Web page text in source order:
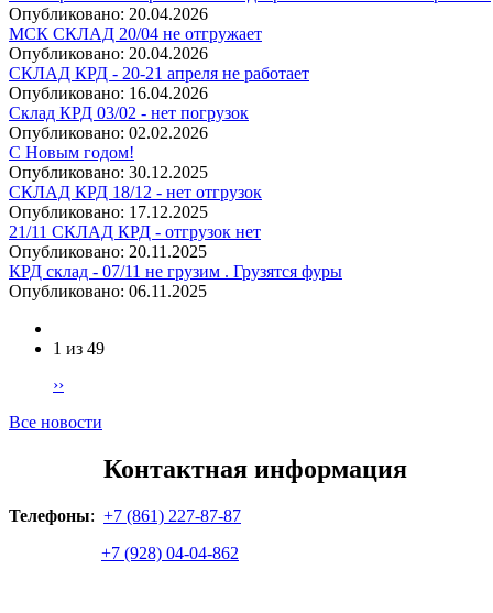
Опубликовано: 20.04.2026
МСК СКЛАД 20/04 не отгружает
Опубликовано: 20.04.2026
СКЛАД КРД - 20-21 апреля не работает
Опубликовано: 16.04.2026
Склад КРД 03/02 - нет погрузок
Опубликовано: 02.02.2026
С Новым годом!
Опубликовано: 30.12.2025
СКЛАД КРД 18/12 - нет отгрузок
Опубликовано: 17.12.2025
21/11 СКЛАД КРД - отгрузок нет
Опубликовано: 20.11.2025
КРД склад - 07/11 не грузим . Грузятся фуры
Опубликовано: 06.11.2025
1 из 49
››
Все новости
Контактная информация
Телефоны: +7 (861) 227-87-87
+7 (928) 04-04-862